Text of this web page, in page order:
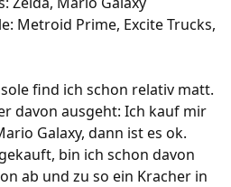
Metroid Prime, Excite Trucks,
find ich schon relativ matt.
davon ausgeht: Ich kauf mir
Galaxy, dann ist es ok.
bin ich schon davon
ab und zu so ein Kracher in